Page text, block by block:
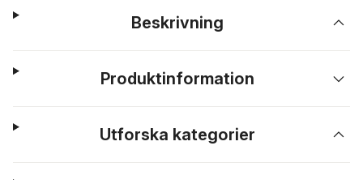
Beskrivning
Produktinformation
Utforska kategorier